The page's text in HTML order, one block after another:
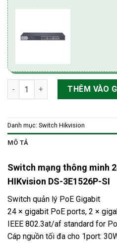
Switch mạng thông minh 24
THÊM VÀO
Danh mục: Switch Hikvision
MÔ TẢ
Switch mạng thông minh
HIKvision DS-3E1526P-SI
Switch quản lý PoE Gigabit
24 × gigabit PoE ports, 2 ×
IEEE 802.3at/af standard for
Cáp nguồn tối đa cho 1port: